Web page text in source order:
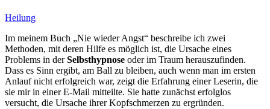
Heilung
Im meinem Buch „Nie wieder Angst“ beschreibe ich zwei
Methoden, mit deren Hilfe es möglich ist, die Ursache eines
Problems in derSelbsthypnose oder im Traum herauszufinden.
Dass es Sinn ergibt, am Ball zu bleiben, auch wenn man im ersten
Anlauf nicht erfolgreich war, zeigt die Erfahrung einer Leserin, die
sie mir in einer E-Mail mitteilte. Sie hatte zunächst erfolglos
versucht, die Ursache ihrer Kopfschmerzen zu ergründen.